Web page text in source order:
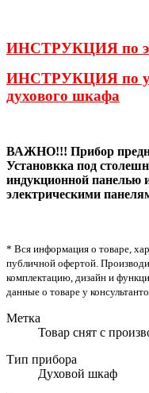
ИНСТРУКЦИЯ по
ИНСТРУКЦИЯ по
духового шкафа
ВАЖНО!!! Прибор
Установкка под
индукционной панелью
электрическими
* Вся информация о товаре,
публичной офертой.
комплектацию, дизайн и
данные о товаре у
Метка
Товар снят с
Тип прибора
Духовой шкаф